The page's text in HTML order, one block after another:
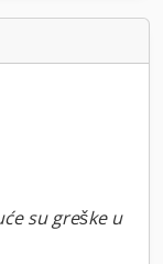
su greške u